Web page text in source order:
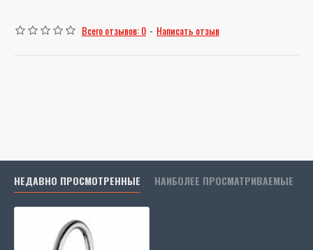
Всего отзывов: 0 - Написать отзыв
НЕДАВНО ПРОСМОТРЕННЫЕ НАИБОЛЕЕ ПРОСМАТРИВАЕМЫЕ